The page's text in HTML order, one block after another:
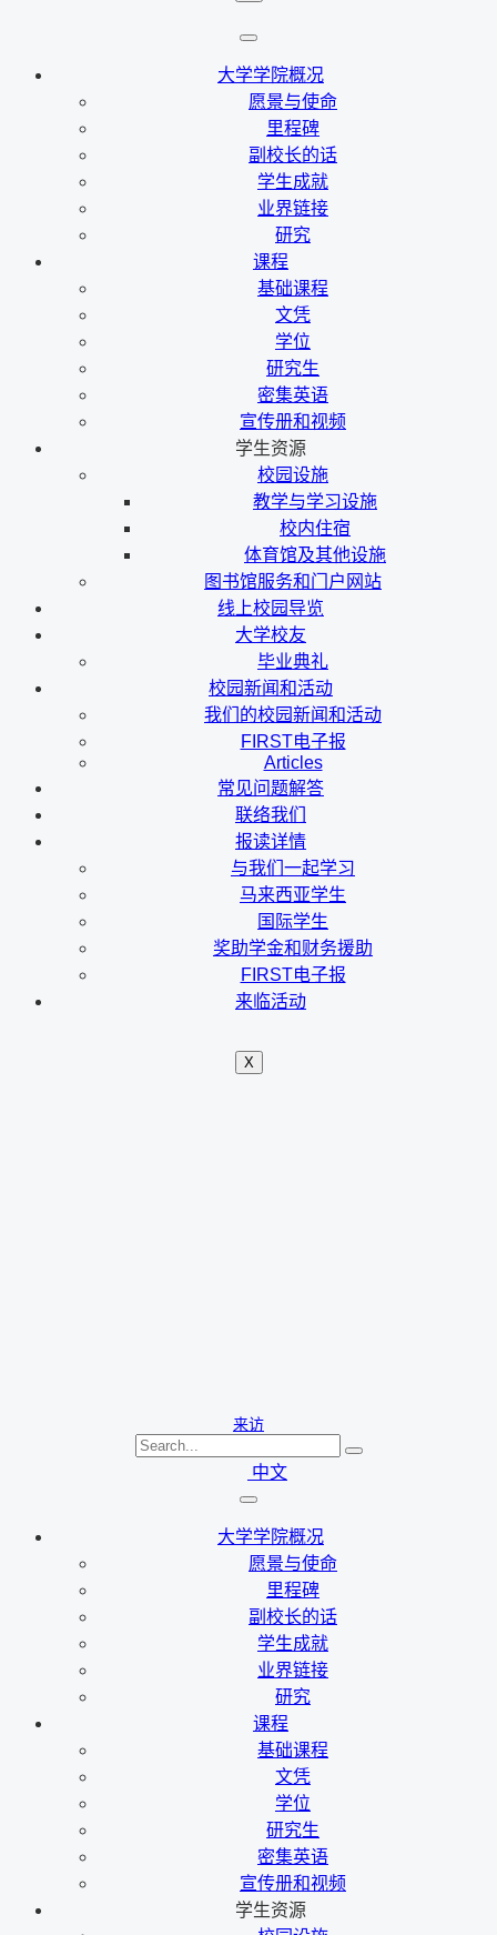
大学学院概况
愿景与使命
里程碑
副校长的话
学生成就
业界链接
研究
课程
基础课程
文凭
学位
研究生
密集英语
宣传册和视频
学生资源
校园设施
教学与学习设施
校内住宿
体育馆及其他设施
图书馆服务和门户网站
线上校园导览
大学校友
毕业典礼
校园新闻和活动
我们的校园新闻和活动
FIRST电子报
Articles
常见问题解答
联络我们
报读详情
与我们一起学习
马来西亚学生
国际学生
奖助学金和财务援助
FIRST电子报
来临活动
X
来访
中文
大学学院概况
愿景与使命
里程碑
副校长的话
学生成就
业界链接
研究
课程
基础课程
文凭
学位
研究生
密集英语
宣传册和视频
学生资源